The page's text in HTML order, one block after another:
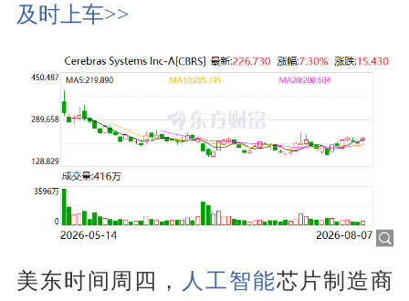
及时上车>>
美东时间周四， 人工智能芯片制造商